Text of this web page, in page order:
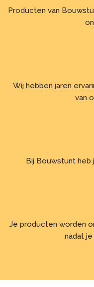
Producten van
Wij hebben jaren
van
Bij Bouwstunt heb
Je producten worden
nadat